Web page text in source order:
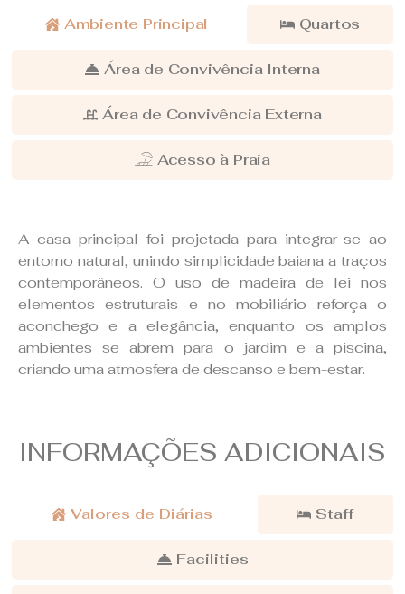
Ambiente Principal Quartos
Área de Convivência Interna
Área de Convivência Externa
Acesso à Praia
A casa principal foi projetada para integrar-se ao
entorno natural, unindo simplicidade baiana a traços
contemporâneos. O uso de madeira de lei nos
elementos estruturais e no mobiliário reforça o
aconchego e a elegância, enquanto os amplos
ambientes se abrem para o jardim e a piscina,
criando uma atmosfera de descanso e bem-estar.
INFORMAÇÕES ADICIONAIS
Valores de Diárias Staff
Facilities